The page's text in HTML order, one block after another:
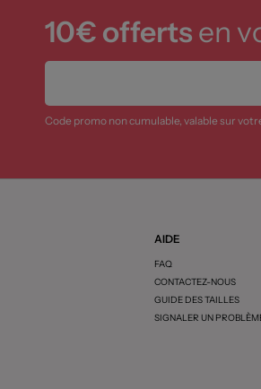
10€ offerts en
Code promo non cumulable, valable sur
AIDE
FAQ
CONTACTEZ-NOUS
GUIDE DES TAILLES
SIGNALER UN